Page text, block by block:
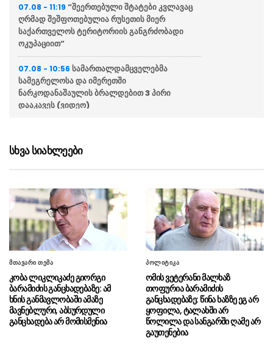
07.08 - 11:19 “შეერთებული შტატები კვლავაც
ღრმად შეშფოთებულია რუსეთის მიერ
საქართველოს ტერიტორიის განგრძობადი
ოკუპაციით”
07.08 - 10:56 სამართალდამცველებმა
სამეგრელოსა და იმერეთში
ნარკოდანაშაულის ბრალდებით 3 პირი
დააკავეს (ვიდეო)
დააკავა (ვიდეო)
მიერ ძებნილი 2 პირი დააკავა (ვიდეო)
07.08 - 10:40
სახელმწიფო დეპარტამენტი
გეგმავს, შეამოწმოს იმ უცხოელი
ჟურნალისტების სოციალური ქსელების
ანგარიშები, რომლებიც აშშ-ში სამუშაოდ ვიზას
ითხოვენ
07.08 - 10:29დამასკოს გარეუბანში
აფეთქების შედეგად ორი ადამიანი დაიღუპა,
14 კი დაშავდა
“ზოგიერთი ტიპის საბრძოლო
სხვა სიახლეები
მთავარი თემა
კობა ლიკლიკაძე გიორგი
ბარამიძის განცხადებაზე: ამ
ხნის განმავლობაში ამაზე
მავნებლური, აბსურდული
განცხადება არ მომისმენია
პოლიტიკა
ომის ვეტერანი მალხაზ
თოფურია ბარამიძის
განცხადებაზე: წინა ხაზზე ეგ არ
ყოფილა, ტალახში არ
წოლილა და სანგარში ღამე არ
გაუთენებია